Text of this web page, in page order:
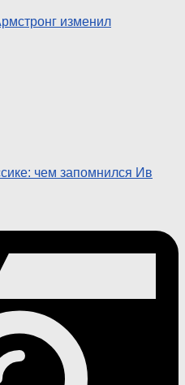
изменил
чем запомнился Ив